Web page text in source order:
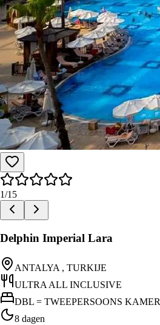
1/15
Delphin Imperial Lara
ANTALYA , TURKIJE
ULTRA ALL INCLUSIVE
DBL = TWEEPERSOONS KAMER
8 dagen